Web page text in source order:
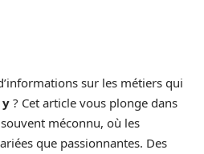
sur les métiers qui
y ? Cet article vous plonge dans
méconnu, où les
que passionnantes. Des